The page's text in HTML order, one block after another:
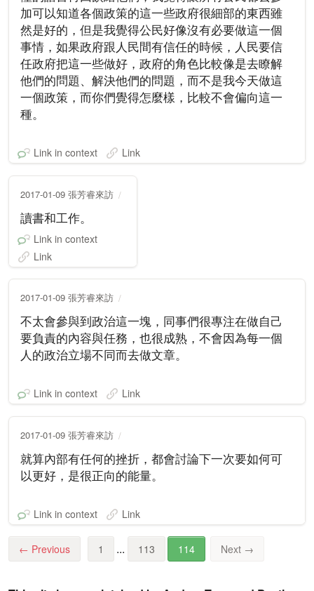
加可以知道各個政策的這一些政府很細部的東西雖
然是好的，但是我覺得公民好像沒有必要做這一個
事情，如果政府跟人民間有信任的時候，人民要信
任政府把這一些做好，政府的角色比較像是去瞭解
他們的問題、解決他們的問題，而不是我今天做這
一個政策，而你們覺得怎麼樣，比較不會偏向這一
種。
Link in context Link
2017-01-09 張芳睿來訪
讀書和工作。
Link in context
Link
2017-01-09 張芳睿來訪
不太會參與到政治這一塊，同事們很專注在做自己
要負責的內容與任務，也很成熟，不會因為每一個
人的政治立場不同而去做文章。
Link in context Link
2017-01-09 張芳睿來訪
就算內部有任何的挫折，都會討論下一次要如何可
以更好，是很正向的能量。
Link in context Link
← Previous 1 ... 113 114 Next→